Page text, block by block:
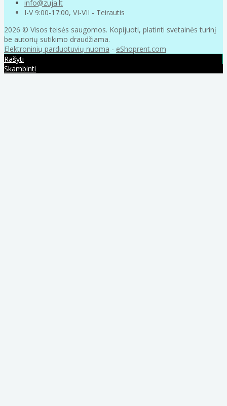
info@zuja.lt
I-V 9:00-17:00, VI-VII - Teirautis
2026 © Visos teisės saugomos. Kopijuoti, platinti svetainės turinį
be autorių sutikimo draudžiama.
Elektroninių parduotuvių nuoma - eShoprent.com
Rašyti
Skambinti